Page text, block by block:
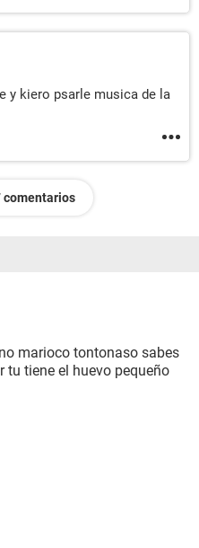
y kiero psarle musica de la
comentarios
marioco tontonaso sabes
tu tiene el huevo pequeño